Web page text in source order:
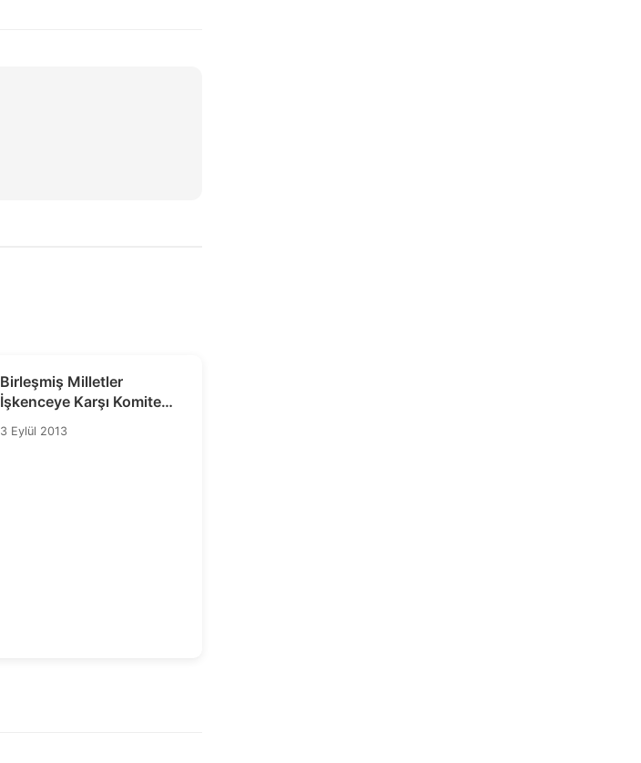
Birleşmiş Milletler
İşkenceye Karşı Komite
(CAT): Önleme Kavramı
3 Eylül 2013